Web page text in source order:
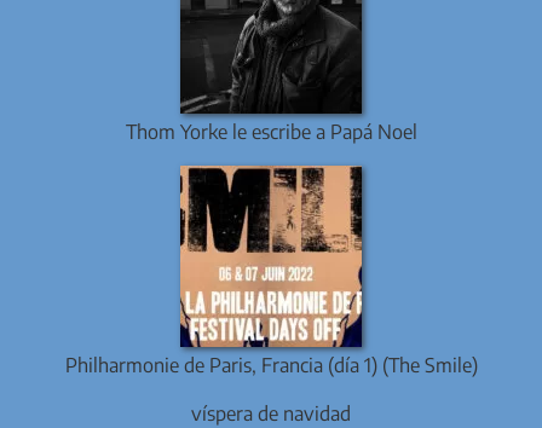
Thom Yorke le escribe a Papá Noel
Philharmonie de Paris, Francia (día 1) (The Smile)
víspera de navidad